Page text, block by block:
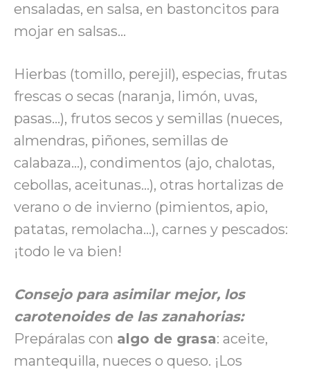
ensaladas, en salsa, en bastoncitos para
mojar en salsas…
Hierbas (tomillo, perejil), especias, frutas
frescas o secas (naranja, limón, uvas,
pasas…), frutos secos y semillas (nueces,
almendras, piñones, semillas de
calabaza…), condimentos (ajo, chalotas,
cebollas, aceitunas…), otras hortalizas de
verano o de invierno (pimientos, apio,
patatas, remolacha…), carnes y pescados:
¡todo le va bien!
Consejo para asimilar mejor, los
carotenoides de las zanahorias:
Prepáralas con algo de grasa: aceite,
mantequilla, nueces o queso. ¡Los